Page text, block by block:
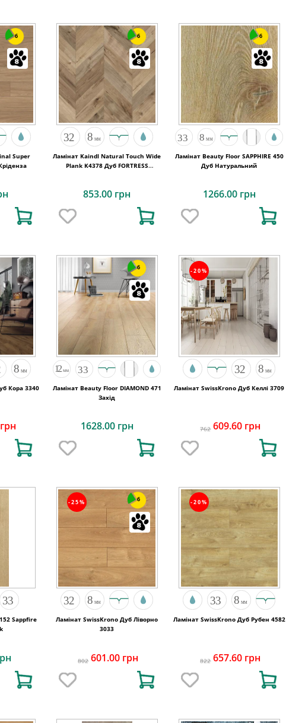
6
Super
6
Ламінат Kaindl Natural Touch Wide
Plank K4378 Дуб FORTRESS
853.00 грн
6
Ламінат Beauty Floor SAPPHIRE 450
Дуб Натуральний
1266.00 грн
Кора 3340
6
Ламінат Beauty Floor DIAMOND 471
Захід
1628.00 грн
-20%
Ламінат SwissKrono Дуб Келлі 3709
762 609.60 грн
Sappfire
-25% 6
Ламінат SwissKrono Дуб Ліворно
3033
802 601.00 грн
-20%
Ламінат SwissKrono Дуб Рубен 4582
822 657.60 грн